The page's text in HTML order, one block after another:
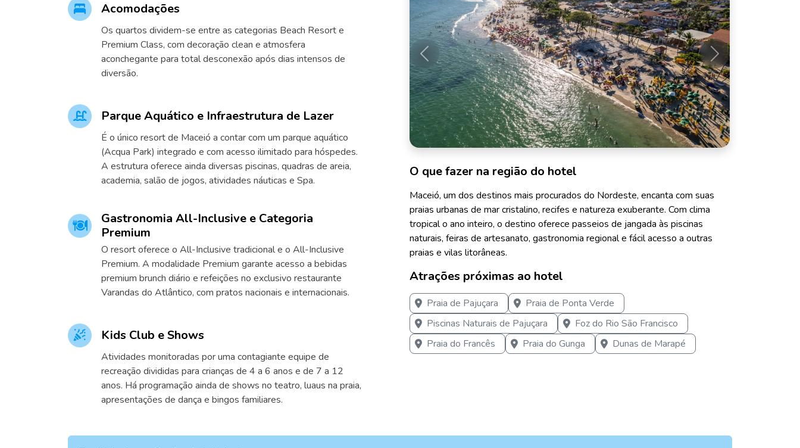
Acomodações
Os quartos dividem-se entre as categorias Beach Resort e
Premium Class, com decoração clean e atmosfera
aconchegante para total desconexão após dias intensos de
diversão.
Parque Aquático e Infraestrutura de Lazer
É o único resort de Maceió a contar com um parque aquático
(Acqua Park) integrado e com acesso ilimitado para hóspedes.
A estrutura oferece ainda diversas piscinas, quadras de areia,
academia, salão de jogos, atividades náuticas e Spa.
Gastronomia All-Inclusive e Categoria
Premium
O resort oferece o All-Inclusive tradicional e o All-Inclusive
Premium. A modalidade Premium garante acesso a bebidas
premium brunch diário e refeições no exclusivo restaurante
Varandas do Atlântico, com pratos nacionais e internacionais.
Kids Club e Shows
Atividades monitoradas por uma contagiante equipe de
recreação divididas para crianças de 4 a 6 anos e de 7 a 12
anos. Há programação ainda de shows no teatro, luaus na praia,
apresentações de dança e bingos familiares.
O que fazer na região do hotel
Anterior Próximo
Maceió, um dos destinos mais procurados do Nordeste, encanta com suas
praias urbanas de mar cristalino, recifes e natureza exuberante. Com clima
tropical o ano inteiro, o destino oferece passeios de jangada às piscinas
naturais, feiras de artesanato, gastronomia regional e fácil acesso a outras
praias e vilas litorâneas.
Atrações próximas ao hotel
Praia de Pajuçara
Praia de Ponta Verde
Piscinas Naturais de Pajuçara
Foz do Rio São Francisco
Praia do Francês
Praia do Gunga Dunas de Marapé